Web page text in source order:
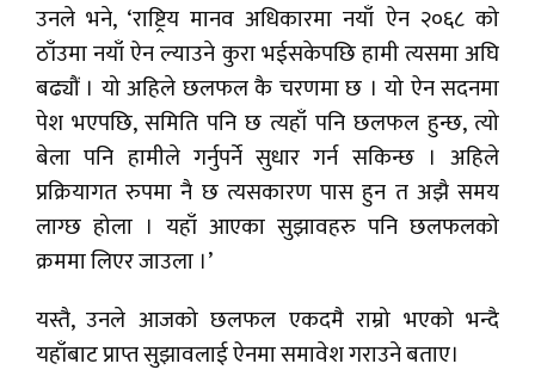
उनले भने, ‘राष्ट्रिय मानव अधिकारमा नयाँ ऐन २०६८ को
ठाँउमा नयाँ ऐन ल्याउने कुरा भईसकेपछि हामी त्यसमा अघि
बढ्यौं । यो अहिले छलफल कै चरणमा छ । यो ऐन सदनमा
पेश भएपछि, समिति पनि छ त्यहाँ पनि छलफल हुन्छ, त्यो
बेला पनि हामीले गर्नुपर्ने सुधार गर्न सकिन्छ । अहिले
प्रक्रियागत रुपमा नै छ त्यसकारण पास हुन त अझै समय
लाग्छ होला । यहाँ आएका सुझावहरु पनि छलफलको
क्रममा लिएर जाउला ।’
यस्तै, उनले आजको छलफल एकदमै राम्रो भएको भन्दै
यहाँबाट प्राप्त सुझावलाई ऐनमा समावेश गराउने बताए।